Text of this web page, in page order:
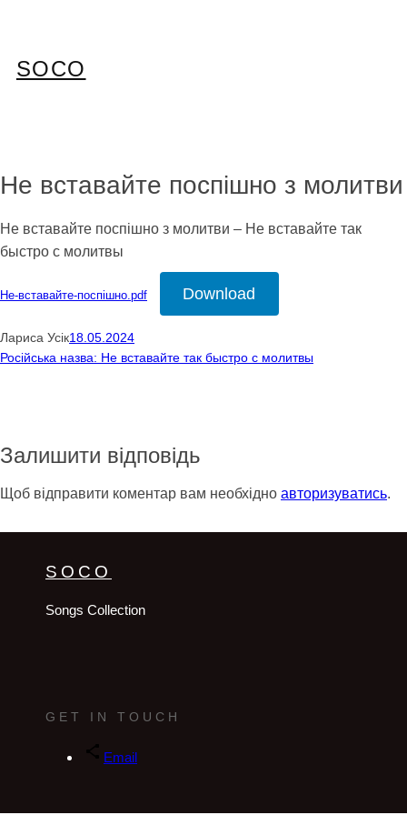
SOCO
Не вставайте поспішно з молитви
Не вставайте поспішно з молитви – Не вставайте так
быстро с молитвы
Не-вставайте-поспішно.pdf Download
Лариса Усік18.05.2024
Російська назва: Не вставайте так быстро с молитвы
Залишити відповідь
Щоб відправити коментар вам необхідно авторизуватись.
SOCO
Songs Collection
GET IN TOUCH
Email